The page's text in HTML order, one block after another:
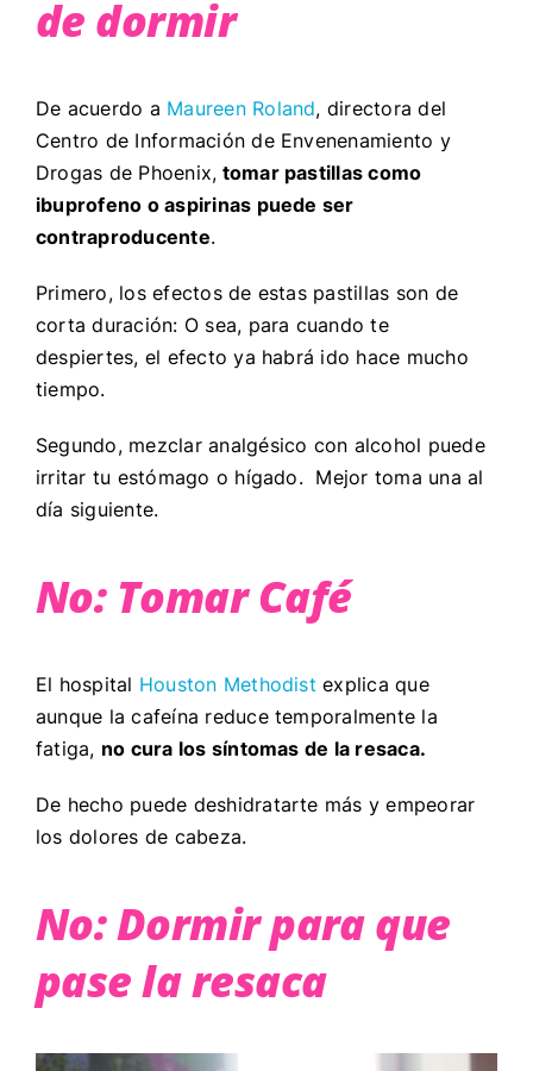
de dormir
De acuerdo a Maureen Roland, directora del
Centro de Información de Envenenamiento y
Drogas de Phoenix, tomar pastillas como
ibuprofeno o aspirinas puede ser
contraproducente.
Primero, los efectos de estas pastillas son de
corta duración: O sea, para cuando te
despiertes, el efecto ya habrá ido hace mucho
tiempo.
Segundo, mezclar analgésico con alcohol puede
irritar tu estómago o hígado. Mejor toma una al
día siguiente.
No: Tomar Café
El hospital Houston Methodist explica que
aunque la cafeína reduce temporalmente la
fatiga, no cura los síntomas de la resaca.
De hecho puede deshidratarte más y empeorar
los dolores de cabeza.
No: Dormir para que
pase la resaca